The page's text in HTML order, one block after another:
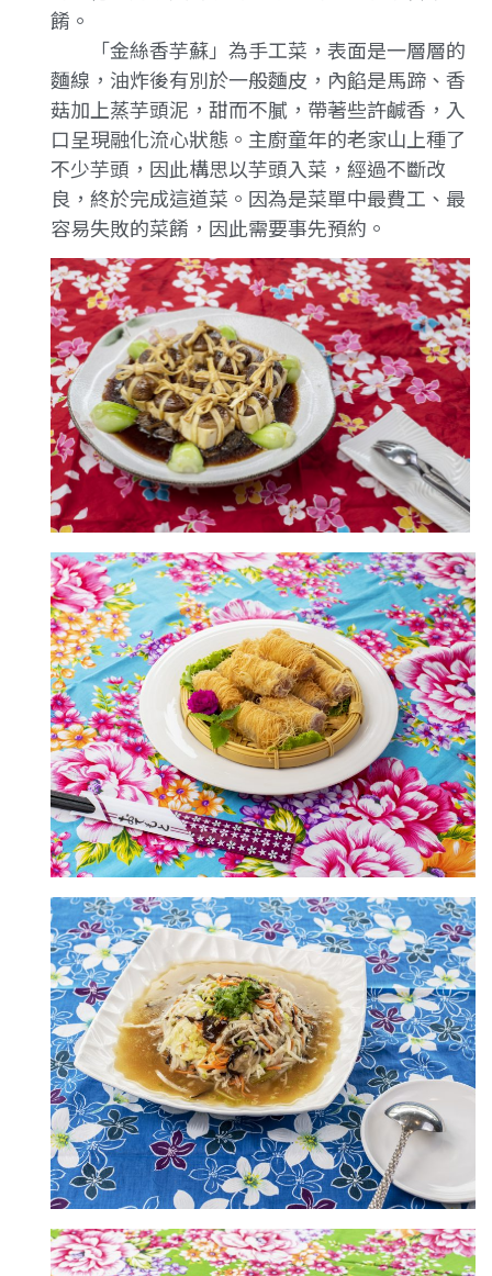
餚。
「金絲香芋蘇」為手工菜，表面是一層層的
麵線，油炸後有別於一般麵皮，內餡是馬蹄、香
菇加上蒸芋頭泥，甜而不膩，帶著些許鹹香，入
口呈現融化流心狀態。主廚童年的老家山上種了
不少芋頭，因此構思以芋頭入菜，經過不斷改
良，終於完成這道菜。因為是菜單中最費工、最
容易失敗的菜餚，因此需要事先預約。